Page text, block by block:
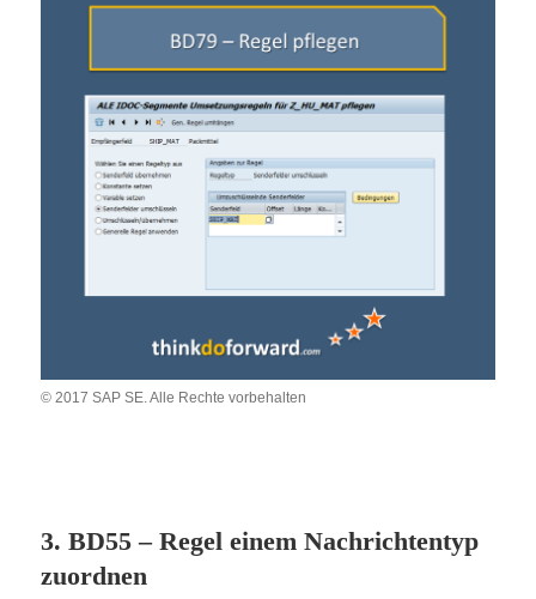
© 2017 SAP SE. Alle Rechte vorbehalten
3. BD55 – Regel einem Nachrichtentyp
zuordnen